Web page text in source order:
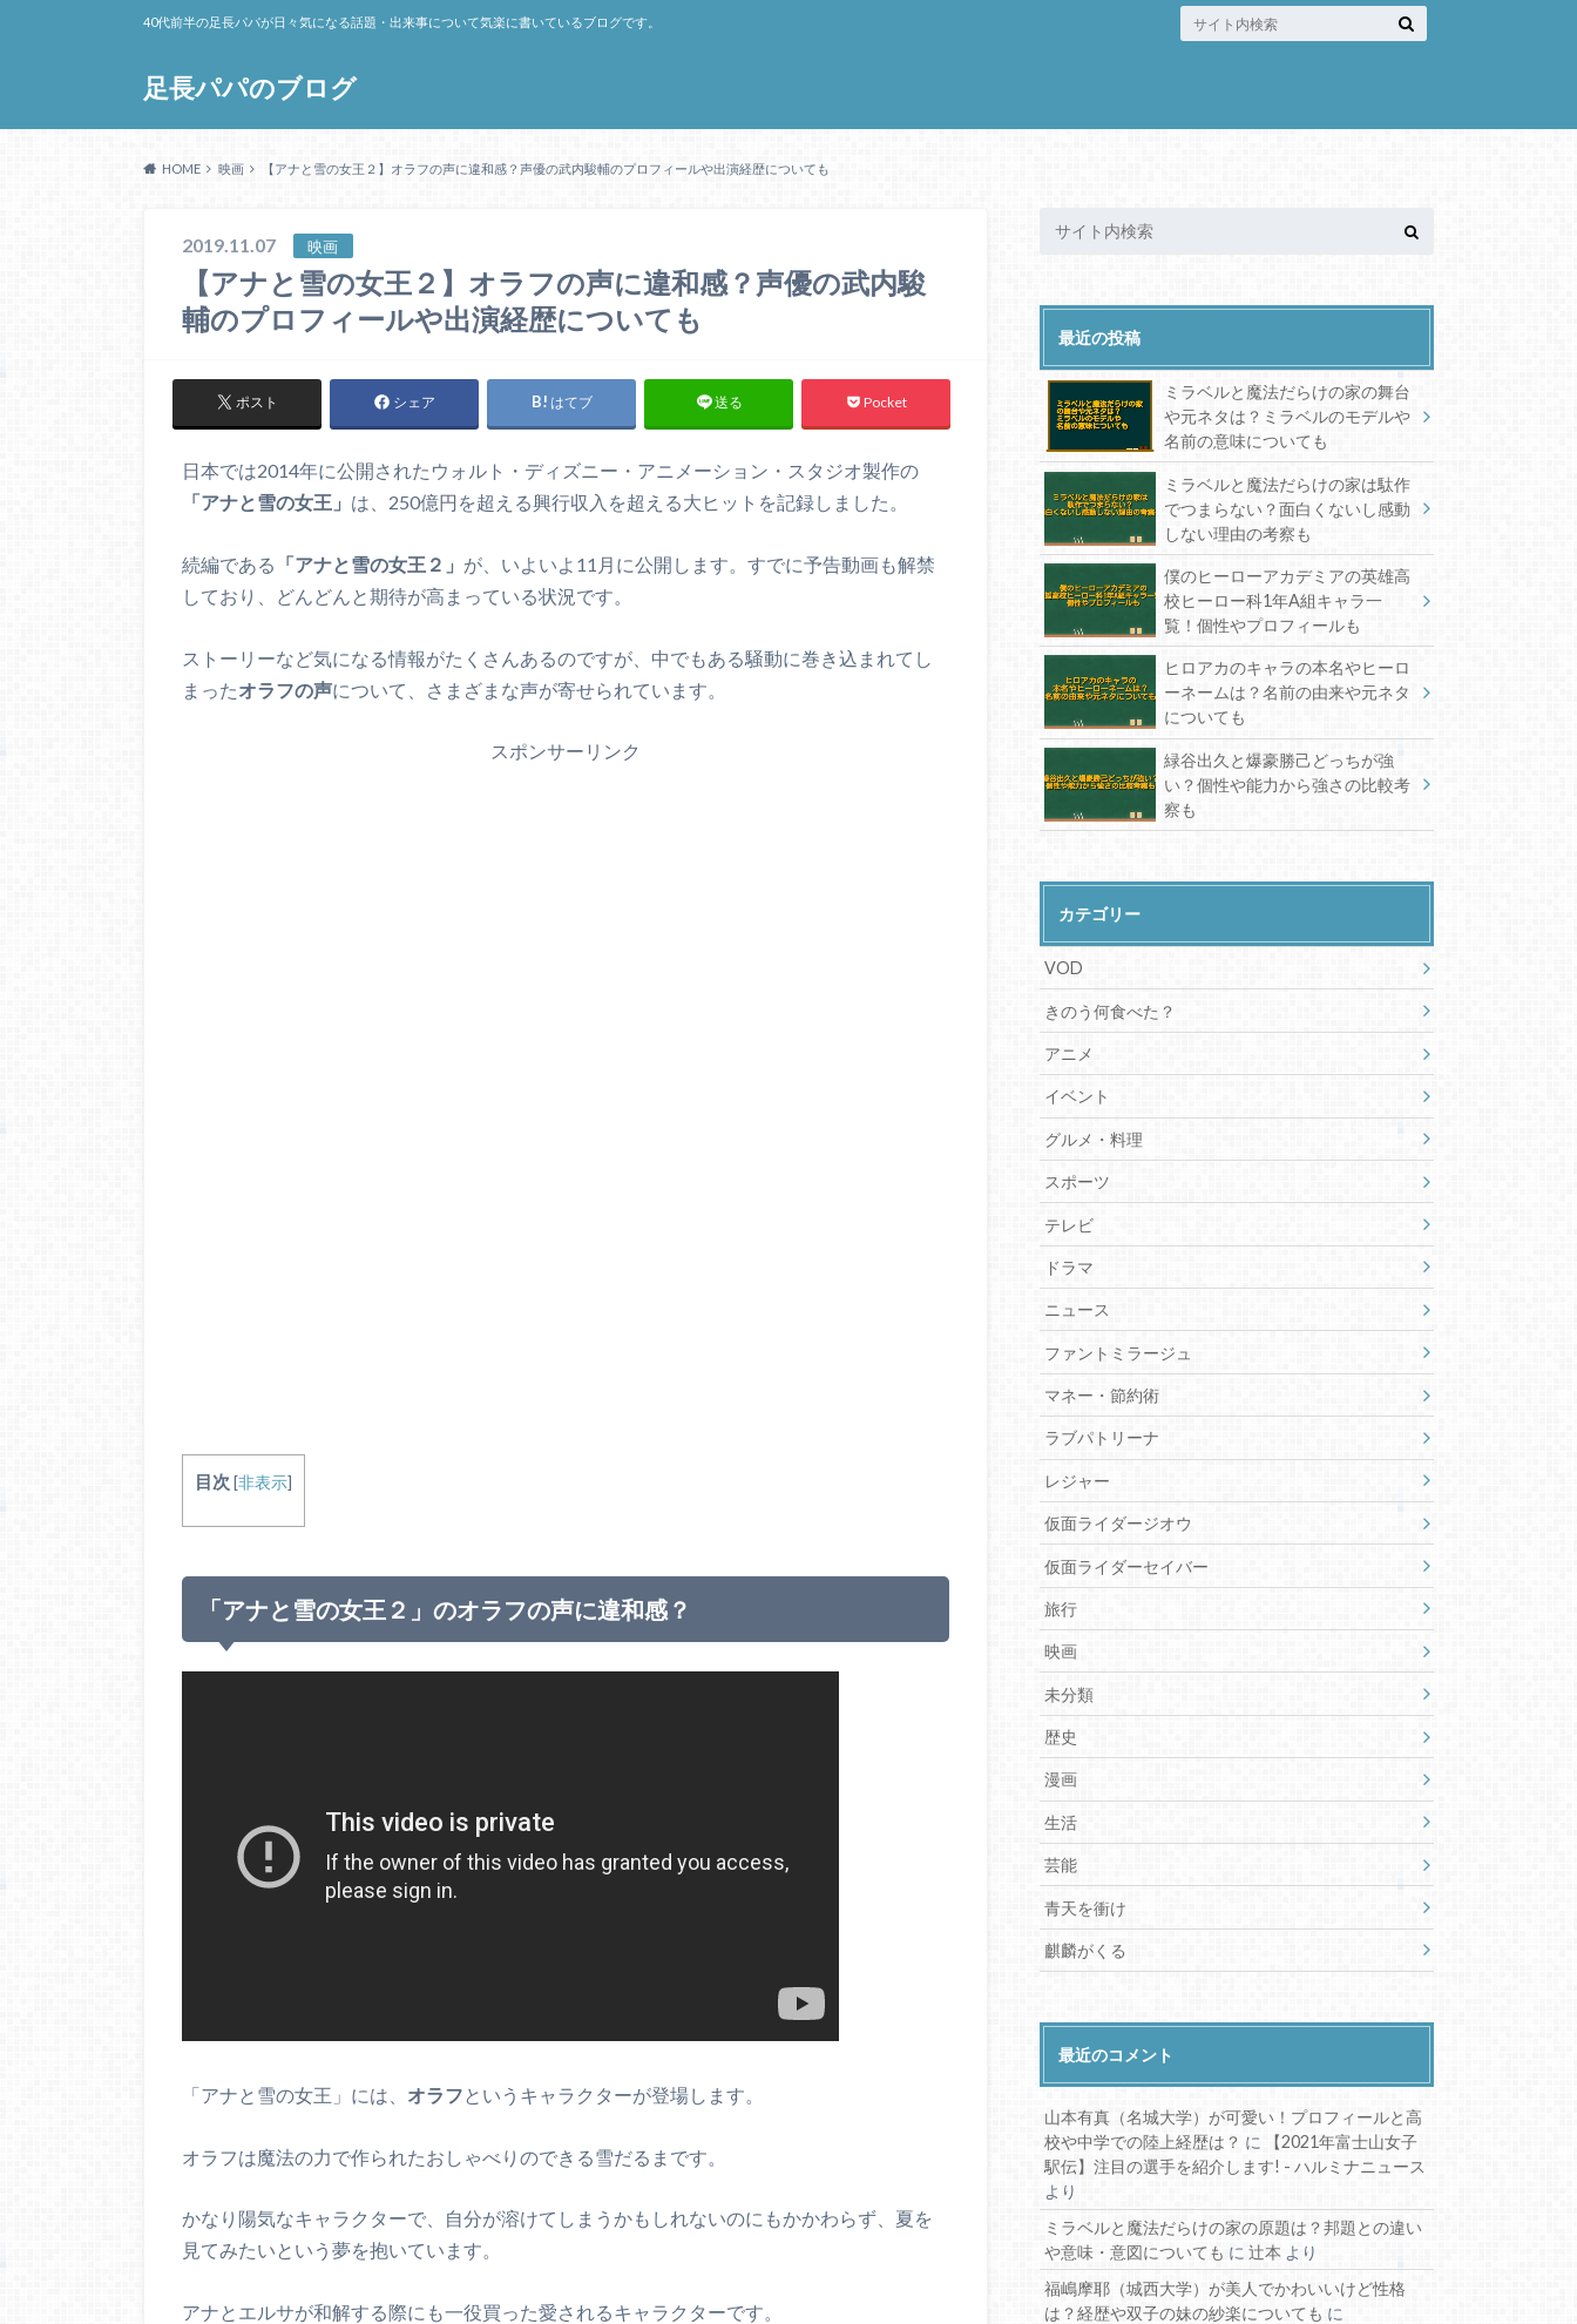
足長パパのブログ
40代前半の足長パパが日々気になる話題・出来事について気楽に書いているブログです。
HOME 映画 【アナと雪の女王２】オラフの声に違和感？声優の武内駿輔のプロフィールや出演経歴についても
2019.11.07 映画
【アナと雪の女王２】オラフの声に違和感？声優の武内駿
輔のプロフィールや出演経歴についても
ポスト シェア はてブ 送る Pocket
日本では2014年に公開されたウォルト・ディズニー・アニメーション・スタジオ製作の
「アナと雪の女王」 は、250億円を超える興行収入を超える大ヒットを記録しました。
続編である 「アナと雪の女王２」 が、いよいよ11月に公開します。すでに予告動画も解禁
しており、どんどんと期待が高まっている状況です。
ストーリーなど気になる情報がたくさんあるのですが、中でもある騒動に巻き込まれてし
まったオラフの声について、さまざまな声が寄せられています。
スポンサーリンク
目次 [非表示]
「アナと雪の女王２」のオラフの声に違和感？
「アナと雪の女王」には、 オラフ というキャラクターが登場します。
オラフは魔法の力で作られたおしゃべりのできる雪だるまです。
かなり陽気なキャラクターで、自分が溶けてしまうかもしれないのにもかかわらず、夏を
見てみたいという夢を抱いています。
アナとエルサが和解する際にも一役買った愛されるキャラクターです。
最近の投稿
ミラベルと魔法だらけの家の舞台
や元ネタは？ミラベルのモデルや
名前の意味についても
ミラベルと魔法だらけの家は駄作
でつまらない？面白くないし感動
しない理由の考察も
僕のヒーローアカデミアの英雄高
校ヒーロー科1年A組キャラ一
覧！個性やプロフィールも
ヒロアカのキャラの本名やヒーロ
ーネームは？名前の由来や元ネタ
についても
緑谷出久と爆豪勝己どっちが強
い？個性や能力から強さの比較考
察も
カテゴリー
VOD
きのう何食べた？
アニメ
イベント
グルメ・料理
スポーツ
テレビ
ドラマ
ニュース
ファントミラージュ
マネー・節約術
ラブパトリーナ
レジャー
仮面ライダージオウ
仮面ライダーセイバー
旅行
映画
未分類
歴史
漫画
生活
芸能
青天を衝け
麒麟がくる
最近のコメント
山本有真（名城大学）が可愛い！プロフィールと高
校や中学での陸上経歴は？ に
【2021年富士山女子
駅伝】注目の選手を紹介します! - ハルミナニュース
より
ミラベルと魔法だらけの家の原題は？邦題との違い
や意味・意図についても に辻本 より
福嶋摩耶（城西大学）が美人でかわいいけど性格
は？経歴や双子の妹の紗楽についても に